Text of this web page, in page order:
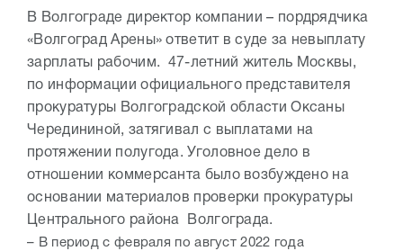
В Волгограде директор компании – пордрядчика
«Волгоград Арены» ответит в суде за невыплату
зарплаты рабочим. 47-летний житель Москвы,
по информации официального представителя
прокуратуры Волгоградской области Оксаны
Чередининой, затягивал с выплатами на
протяжении полугода. Уголовное дело в
отношении коммерсанта было возбуждено на
основании материалов проверки прокуратуры
Центрального района Волгограда.
– В период с февраля по август 2022 года